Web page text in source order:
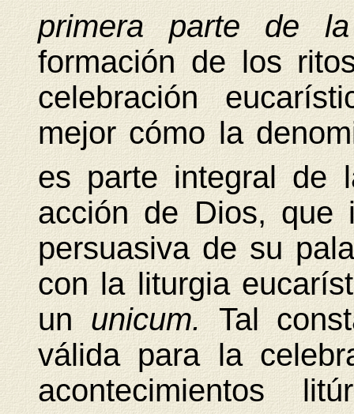
primera parte de
formación de los
celebración
mejor cómo la
es parte integral de
acción de Dios, que
persuasiva de su
con la liturgia
un unicum.Tal
válida para la
acontecimientos